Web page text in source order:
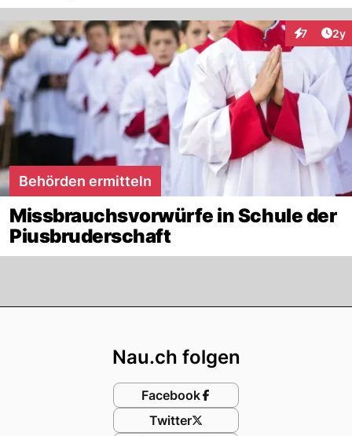
7 2y
Behörden ermitteln
Missbrauchsvorwürfe in Schule der
Piusbruderschaft
Nau.ch folgen
Facebook
Twitter